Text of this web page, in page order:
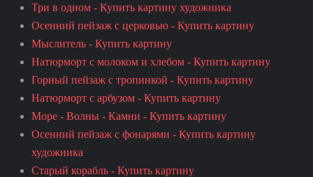
Три в одном - Купить картину художника
Осенний пейзаж с церковью - Купить картину
Мыслитель - Купить картину
Натюрморт с молоком и хлебом - Купить картину
Горный пейзаж с тропинкой - Купить картину
Натюрморт с арбузом - Купить картину
Море - Волны - Камни - Купить картину
Осенний пейзаж с фонарями - Купить картину
художника
Старый корабль - Купить картину